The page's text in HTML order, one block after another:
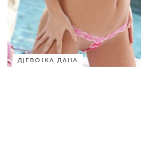
ДјЕВОЈКА ДАНА